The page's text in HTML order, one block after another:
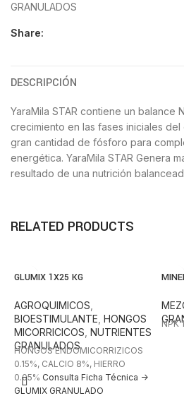
GRANULADOS
Share:
DESCRIPCIÓN
YaraMila STAR contiene un balance
crecimiento en las fases iniciales
gran cantidad de fósforo para
energética. YaraMila STAR Genera
resultado de una nutrición
RELATED PRODUCTS
GLUMIX 1X25 KG
AGROQUIMICOS
BIOESTIMULANTE HONGOS
MICORRICICOS NUTRIENTES
GRANULADOS
HONGOS ENDOMICORRIZICOS
0.15%, CALCIO 8%, HIERRO
0.05% Consulta Ficha Técnica ->
GLUMIX GRANULADO
NPK